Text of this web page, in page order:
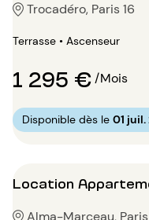
Trocadéro, Paris 16
Terrasse • Ascenseur
1 295 €/Mois
Disponible dès le 01 juil.
Location
Alma-Marceau, Paris